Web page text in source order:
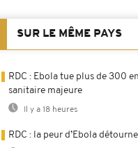
SUR LE MÊME PAYS
RDC : Ebola tue plus de 300
sanitaire majeure
Il y a 18 heures
RDC : la peur d’Ebola